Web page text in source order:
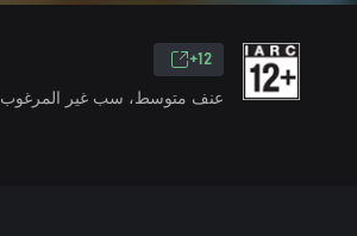
12+
عنف متوسط، سب غير المرغوب